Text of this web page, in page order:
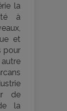
la
à
et
pour
de
la